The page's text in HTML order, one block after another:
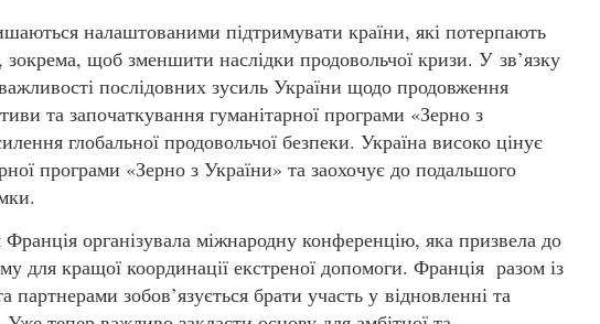
налаштованими підтримувати країни, які потерпають
зокрема, щоб зменшити наслідки продовольчої кризи. У зв’язку
послідовних зусиль України щодо продовження
та започаткування гуманітарної програми «Зерно з
глобальної продовольчої безпеки. Україна високо цінує
програми «Зерно з України» та заохочує до подальшого
організувала міжнародну конференцію, яка призвела до
для кращої координації екстреної допомоги. Франція разом із
партнерами зобов’язується брати участь у відновленні та